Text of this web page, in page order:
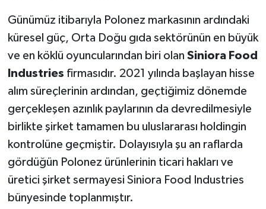
Günümüz itibarıyla Polonez markasının ardındaki
küresel güç, Orta Doğu gıda sektörünün en büyük
ve en köklü oyuncularından biri olan Siniora Food
Industries firmasıdır. 2021 yılında başlayan hisse
alım süreçlerinin ardından, geçtiğimiz dönemde
gerçekleşen azınlık paylarının da devredilmesiyle
birlikte şirket tamamen bu uluslararası holdingin
kontrolüne geçmiştir. Dolayısıyla şu an raflarda
gördüğün Polonez ürünlerinin ticari hakları ve
üretici şirket sermayesi Siniora Food Industries
bünyesinde toplanmıştır.